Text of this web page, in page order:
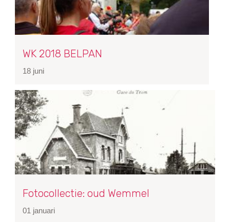
WK 2018 BELPAN
18 juni
Fotocollectie: oud Wemmel
01 januari